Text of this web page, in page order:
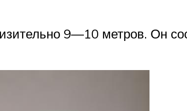
9—10 метров. Он